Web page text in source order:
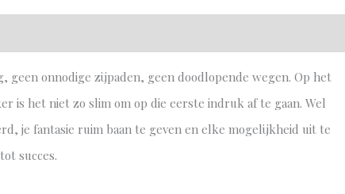
geen onnodige zijpaden, geen doodlopende wegen. Op het
is het niet zo slim om op die eerste indruk af te gaan. Wel
je fantasie ruim baan te geven en elke mogelijkheid uit te
succes.